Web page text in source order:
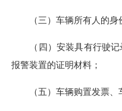
（三）车辆所有人的身
（四）安装具有行驶记
报警装置的证明材料；
（五）车辆购置发票、车